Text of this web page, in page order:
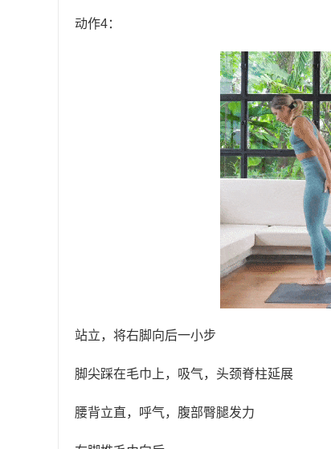
动作4：
站立，将右脚向后一小步
脚尖踩在毛巾上，吸气，头颈脊柱延展
腰背立直，呼气，腹部臀腿发力